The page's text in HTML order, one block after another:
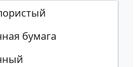
бумага